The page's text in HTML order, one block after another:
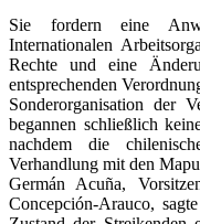
Sie fordern eine
Internationalen
Rechte und eine
entsprechenden
Sonderorganisation der
begannen schließlich
nachdem die
Verhandlung mit den
Germán Acuña,
Concepción-Arauco,